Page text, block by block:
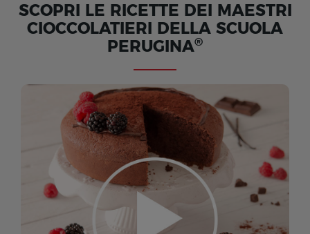
SCOPRI LE RICETTE DEI MAESTRI
CIOCCOLATIERI DELLA SCUOLA
PERUGINA®